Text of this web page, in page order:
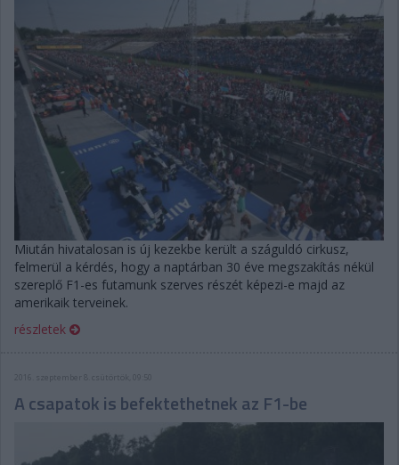
Miután hivatalosan is új kezekbe került a száguldó cirkusz,
felmerül a kérdés, hogy a naptárban 30 éve megszakítás nékül
szereplő F1-es futamunk szerves részét képezi-e majd az
amerikaik terveinek.
részletek
2016. szeptember 8. csütörtök, 09:50
A csapatok is befektethetnek az F1-be